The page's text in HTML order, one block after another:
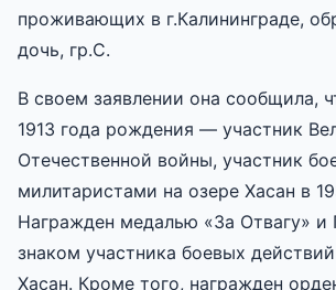
проживающих в г.Калининграде,
дочь, гр.С.
В своем заявлении она сообщила,
1913 года рождения — участник
Отечественной войны, участник
милитаристами на озере Хасан в
Награжден медалью «За Отвагу»
знаком участника боевых
Хасан. Кроме того, награжден